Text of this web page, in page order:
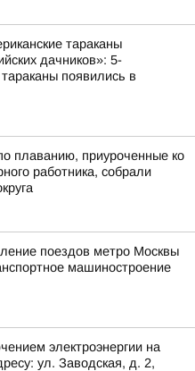
тараканы
дачников»: 5-
появились в
плаванию, приуроченные ко
работника, собрали
поездов метро Москвы
машиностроение
электроэнергии на
ул. Заводская, д. 2,